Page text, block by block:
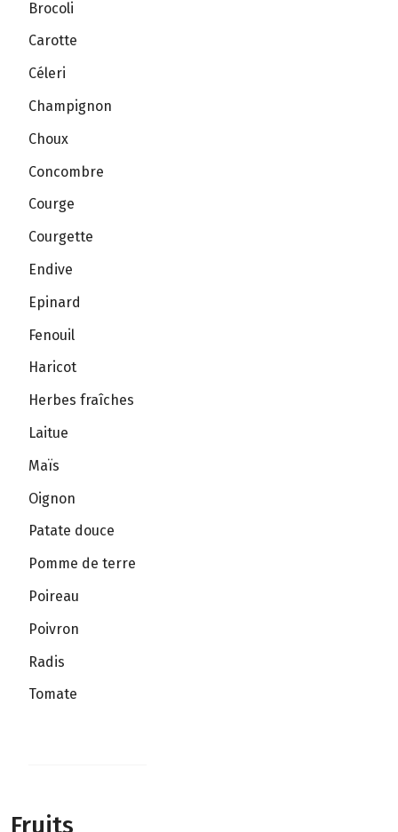
Brocoli
Carotte
Céleri
Champignon
Choux
Concombre
Courge
Courgette
Endive
Epinard
Fenouil
Haricot
Herbes fraîches
Laitue
Maïs
Oignon
Patate douce
Pomme de terre
Poireau
Poivron
Radis
Tomate
Fruits